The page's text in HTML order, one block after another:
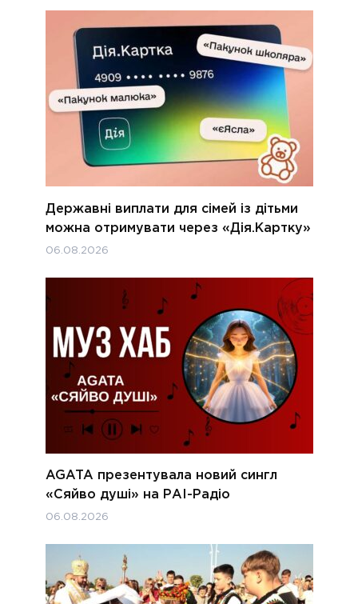
Державні виплати для сімей із дітьми
можна отримувати через «Дія.Картку»
06.08.2026
AGATA презентувала новий сингл
«Сяйво душі» на РАІ-Радіо
06.08.2026